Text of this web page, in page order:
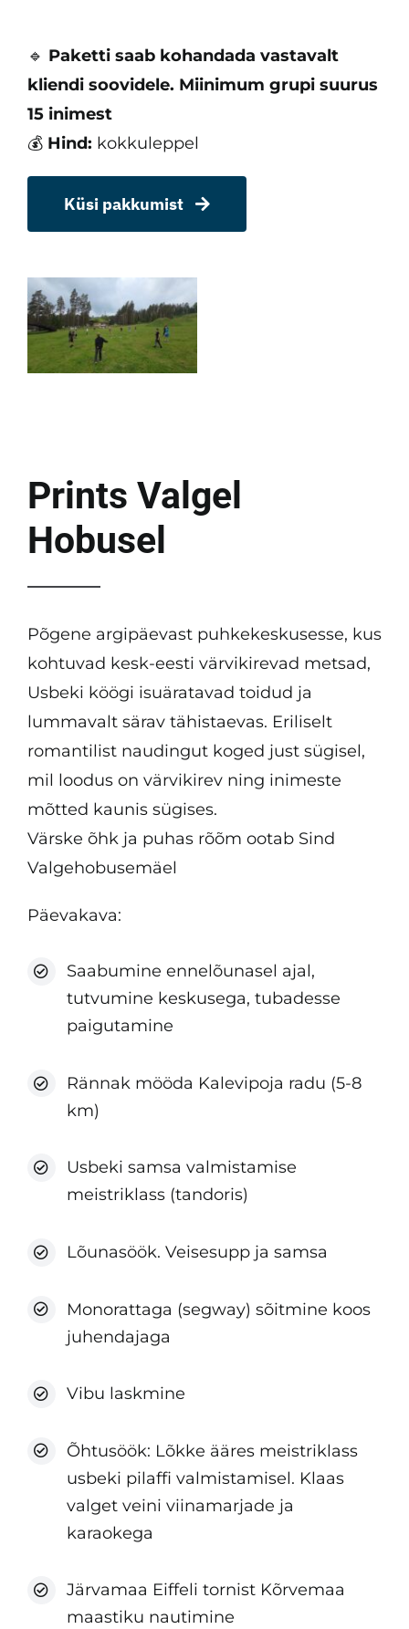
🔹 Paketti saab kohandada vastavalt
kliendi soovidele. Miinimum grupi suurus
15 inimest
💰 Hind: kokkuleppel
Küsi pakkumist
Prints Valgel
Hobusel
Põgene argipäevast puhkekeskusesse, kus
kohtuvad kesk-eesti värvikirevad metsad,
Usbeki köögi isuäratavad toidud ja
lummavalt särav tähistaevas. Eriliselt
romantilist naudingut koged just sügisel,
mil loodus on värvikirev ning inimeste
mõtted kaunis sügises.
Värske õhk ja puhas rõõm ootab Sind
Valgehobusemäel
Päevakava:
Saabumine ennelõunasel ajal,
tutvumine keskusega, tubadesse
paigutamine
Rännak mööda Kalevipoja radu (5-8
km)
Usbeki samsa valmistamise
meistriklass (tandoris)
Lõunasöök. Veisesupp ja samsa
Monorattaga (segway) sõitmine koos
juhendajaga
Vibu laskmine
Õhtusöök: Lõkke ääres meistriklass
usbeki pilaffi valmistamisel. Klaas
valget veini viinamarjade ja
karaokega
Järvamaa Eiffeli tornist Kõrvemaa
maastiku nautimine